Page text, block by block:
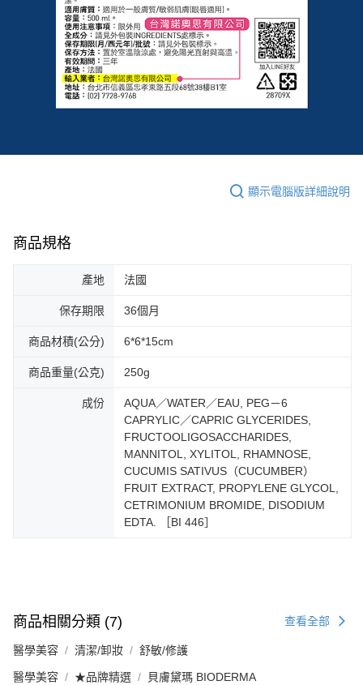
顯示電腦版詳細說明
商品規格
產地 法國
保存期限 36個月
商品材積(公分) 6*6*15cm
商品重量(公克) 250g
成份
AQUA／WATER／EAU, PEG－6
CAPRYLIC／CAPRIC GLYCERIDES,
FRUCTOOLIGOSACCHARIDES,
MANNITOL, XYLITOL, RHAMNOSE,
CUCUMIS SATIVUS（CUCUMBER）
FRUIT EXTRACT, PROPYLENE GLYCOL,
CETRIMONIUM BROMIDE, DISODIUM
EDTA. ［BI 446］
商品相關分類 (7) 查看全部
醫學美容 清潔/卸妝 舒敏/修護
醫學美容 ★品牌精選 貝膚黛瑪 BIODERMA